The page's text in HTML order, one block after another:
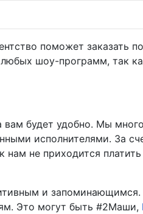
поможет заказать
шоу-программ, так
вам будет удобно. Мы
исполнителями. За
не приходится платить
и
Это могут быть #2Маши,